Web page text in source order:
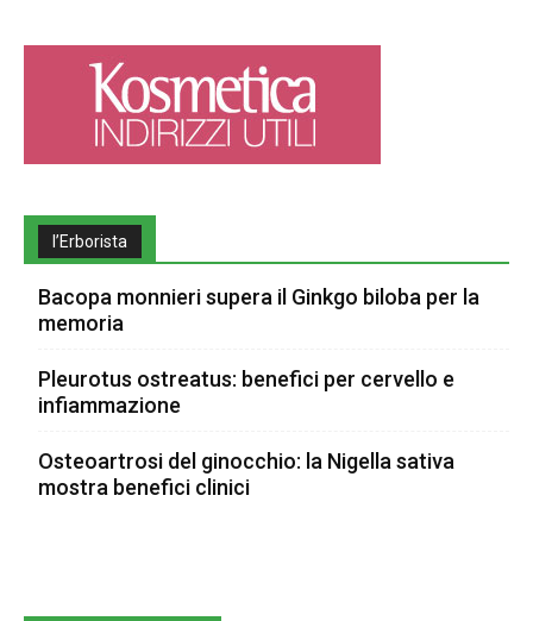
l’Erborista
Bacopa monnieri supera il Ginkgo biloba per la
memoria
Pleurotus ostreatus: benefici per cervello e
infiammazione
Osteoartrosi del ginocchio: la Nigella sativa
mostra benefici clinici